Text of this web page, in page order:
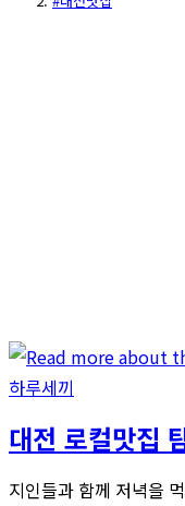
하루세끼
대전 로컬맛집
지인들과 함께 저녁을